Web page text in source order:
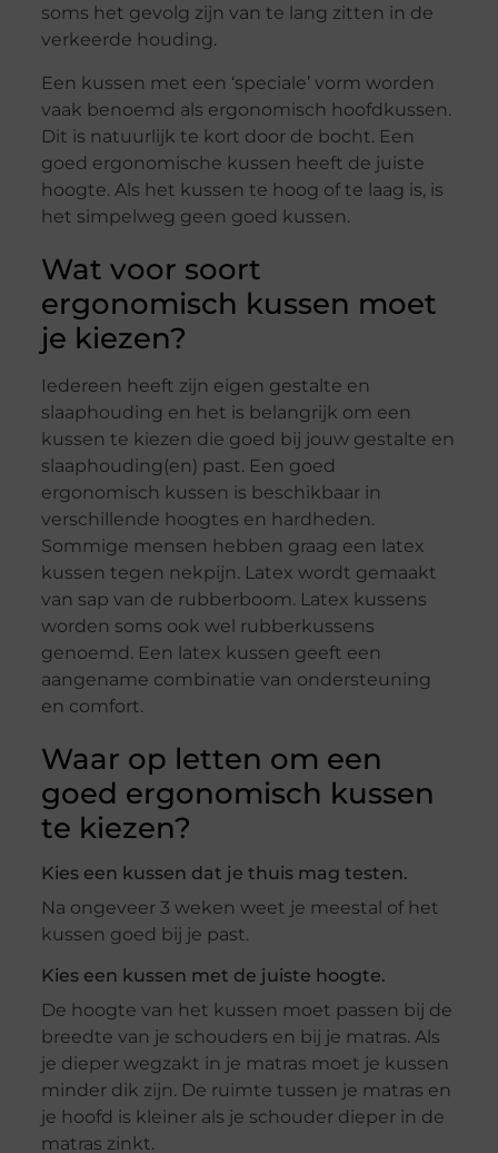
soms het gevolg zijn van te lang zitten in de
verkeerde houding.
Een kussen met een ‘speciale’ vorm worden
vaak benoemd als ergonomisch hoofdkussen.
Dit is natuurlijk te kort door de bocht. Een
goed ergonomische kussen heeft de juiste
hoogte. Als het kussen te hoog of te laag is, is
het simpelweg geen goed kussen.
Wat voor soort
ergonomisch kussen moet
je kiezen?
Iedereen heeft zijn eigen gestalte en
slaaphouding en het is belangrijk om een
kussen te kiezen die goed bij jouw gestalte en
slaaphouding(en) past. Een goed
ergonomisch kussen is beschikbaar in
verschillende hoogtes en hardheden.
Sommige mensen hebben graag een latex
kussen tegen nekpijn. Latex wordt gemaakt
van sap van de rubberboom. Latex kussens
worden soms ook wel rubberkussens
genoemd. Een latex kussen geeft een
aangename combinatie van ondersteuning
en comfort.
Waar op letten om een
goed ergonomisch kussen
te kiezen?
Kies een kussen dat je thuis mag testen.
Na ongeveer 3 weken weet je meestal of het
kussen goed bij je past.
Kies een kussen met de juiste hoogte.
De hoogte van het kussen moet passen bij de
breedte van je schouders en bij je matras. Als
je dieper wegzakt in je matras moet je kussen
minder dik zijn. De ruimte tussen je matras en
je hoofd is kleiner als je schouder dieper in de
matras zinkt.